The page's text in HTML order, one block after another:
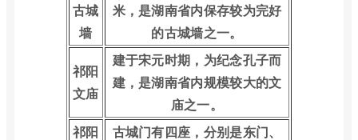
古城
墙
米，是湖南省内保存较为完好
的古城墙之一。
祁阳
文庙
建于宋元时期，为纪念孔子而
建，是湖南省内规模较大的文
庙之一。
祁阳
古城门有四座，分别是东门、